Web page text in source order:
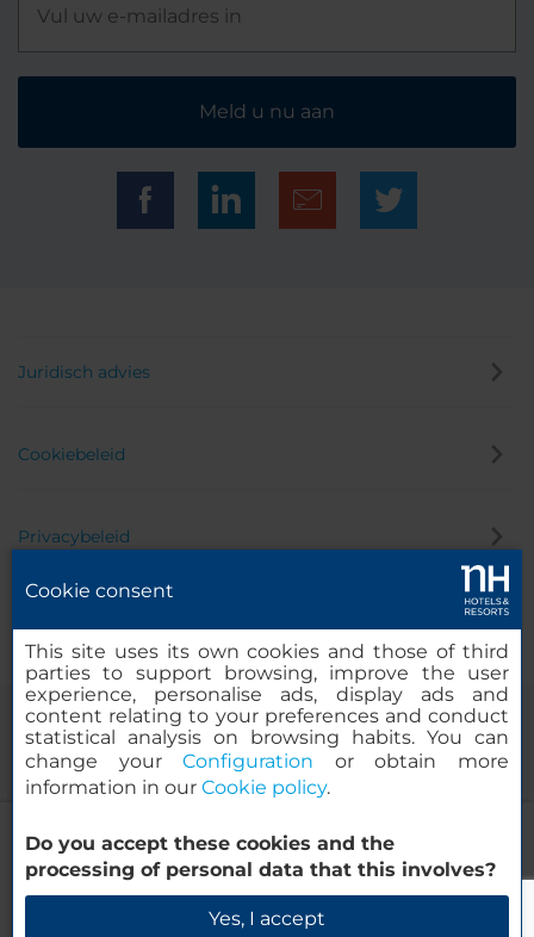
NH Frankfurt Messe
Beschikbaarheid controleren
Meld u nu aan
Juridisch advies
Cookiebeleid
Privacybeleid
© 2000-2026 MINOR HOTELS EUROPE & AMERICAS Santa Engracia
120. 28003 Madrid, Spanje
Cookie consent
This site uses its own cookies and those of third
parties to support browsing, improve the user
experience, personalise ads, display ads and
content relating to your preferences and conduct
statistical analysis on browsing habits. You can
change yourConfiguration or obtain more
information in our Cookie policy.
Do you accept these cookies and the
processing of personal data that this involves?
Yes, I accept